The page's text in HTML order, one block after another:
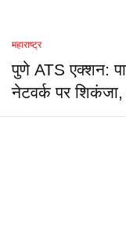
महाराष्ट्र
पुणे ATS एक्शन:
नेटवर्क पर